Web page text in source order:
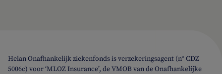
Helan Onafhankelijk ziekenfonds is verzekeringsagent (n° CDZ
5006c) voor ‘MLOZ Insurance’, de VMOB van de Onafhankelijke